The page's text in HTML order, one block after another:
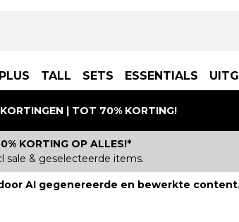
PLUS TALL SETS ESSENTIALS
KORTINGEN | TOT 70% KORTING!
KORTING OP ALLES!*
sale & geselecteerde items.
AI gegenereerde en bewerkte